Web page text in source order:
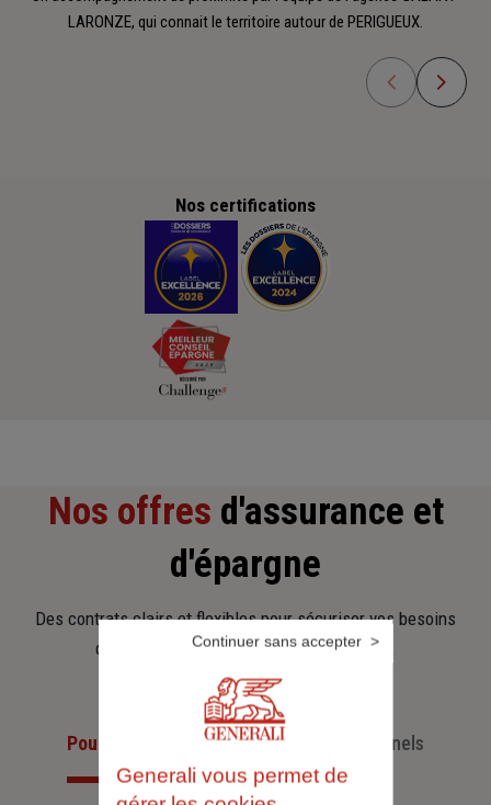
LARONZE, qui connait le territoire autour de PERIGUEUX.
Nos certifications
Nos offres d'assurance et
d'épargne
Des contrats clairs et flexibles pour sécuriser vos besoins
d’aujourd’hui et anticiper ceux de demain.
Pour les particuliersPour les professionnels
Generali vous permet de
Continuer sans accepter